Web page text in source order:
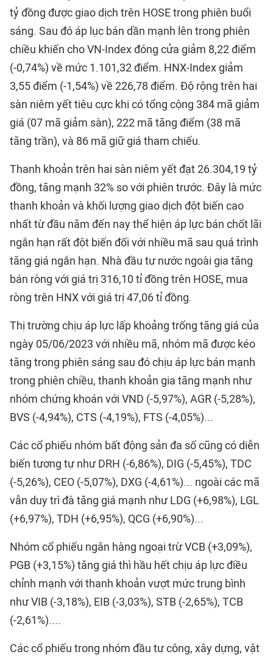
tỷ đồng được giao dịch trên HOSE trong phiên buổi
sáng. Sau đó áp lục bán dần mạnh lên trong phiên
chiều khiến cho VN-Index đóng cửa giảm 8,22 điểm
(-0,74%) về mức 1.101,32 điểm. HNX-Index giảm
3,55 điểm (-1,54%) về 226,78 điểm. Độ rộng trên hai
sàn niêm yết tiêu cực khi có tổng cộng 384 mã giảm
giá (07 mã giảm sàn), 222 mã tăng điểm (38 mã
tăng trần), và 86 mã giữ giá tham chiếu.
Thanh khoản trên hai sàn niêm yết đạt 26.304,19 tỷ
đồng, tăng mạnh 32% so với phiên trước. Đây là mức
thanh khoản và khối lượng giao dịch đột biến cao
nhất từ đầu năm đến nay thể hiện áp lực bán chốt lãi
ngắn hạn rất đột biến đối với nhiều mã sau quá trình
tăng giá ngắn hạn. Nhà đầu tư nước ngoài gia tăng
bán ròng với giá trị 316,10 tỉ đồng trên HOSE, mua
ròng trên HNX với giá trị 47,06 tỉ đồng.
Thị trường chịu áp lực lấp khoảng trống tăng giá của
ngày 05/06/2023 với nhiều mã, nhóm mã được kéo
tăng trong phiên sáng sau đó chịu áp lực bán mạnh
trong phiên chiều, thanh khoản gia tăng mạnh như
nhóm chứng khoán với VND (-5,97%), AGR (-5,28%),
BVS (-4,94%), CTS (-4,19%), FTS (-4,05%)...
Các cổ phiếu nhóm bất động sản đa số cũng có diễn
biến tương tự như DRH (-6,86%), DIG (-5,45%), TDC
(-5,26%), CEO (-5,07%), DXG (-4,61%)... ngoài các mã
vẫn duy trì đà tăng giá mạnh như LDG (+6,98%), LGL
(+6,97%), TDH (+6,95%), QCG (+6,90%)...
Nhóm cổ phiếu ngân hàng ngoại trừ VCB (+3,09%),
PGB (+3,15%) tăng giá thì hầu hết chịu áp lực điều
chỉnh mạnh với thanh khoản vượt mức trung bình
như VIB (-3,18%), EIB (-3,03%), STB (-2,65%), TCB
(-2,61%)....
Các cổ phiếu trong nhóm đầu tư công, xây dựng, vật